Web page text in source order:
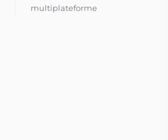
multiplateforme